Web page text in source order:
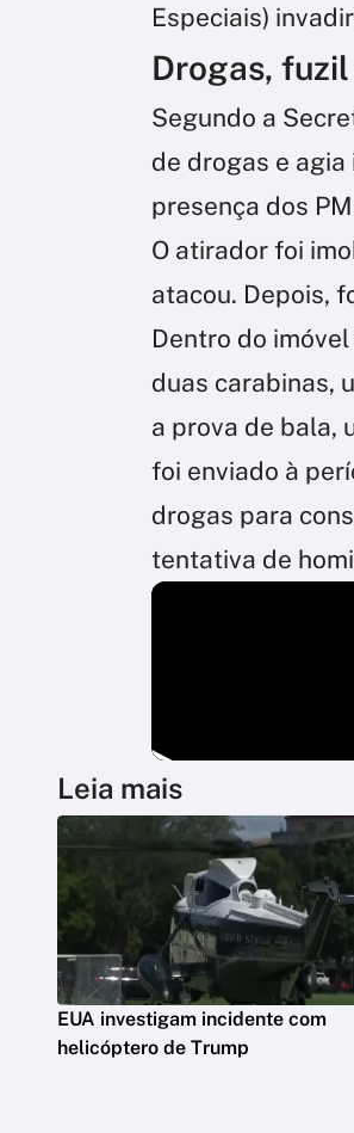
Especiais)
Drogas,
Segundo a
de drogas e
presença dos
O atirador foi
atacou. Depois,
Dentro do
duas carabinas,
a prova de bala,
foi enviado à
drogas para
tentativa de
Leia mais
EUA investigam incidente com
helicóptero de Trump